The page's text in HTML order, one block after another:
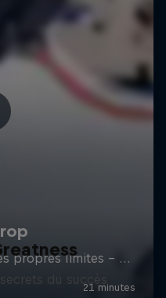
du succès